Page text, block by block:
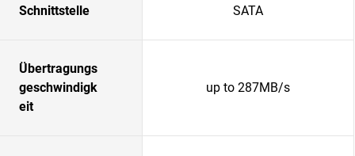
Schnittstelle SATA
Übertragungs
geschwindigk
eit
up to 287MB/s